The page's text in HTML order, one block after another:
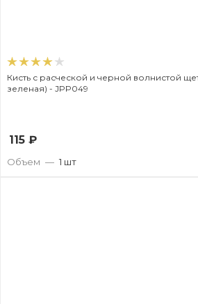
Кисть с расческой и черной волнистой
зеленая) - JPP049
115 ₽
Объем — 1 шт